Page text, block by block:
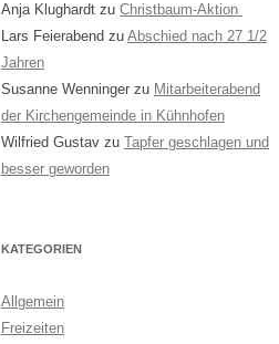
Anja Klughardt zu Christbaum-Aktion
Lars Feierabend zu Abschied nach 27 1/2
Jahren
Susanne Wenninger zu Mitarbeiterabend
der Kirchengemeinde in Kühnhofen
Wilfried Gustav zu Tapfer geschlagen und
besser geworden
KATEGORIEN
Allgemein
Freizeiten